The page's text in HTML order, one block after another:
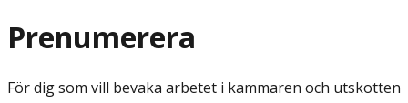
Prenumerera
För dig som vill bevaka arbetet i kammaren och utskotten